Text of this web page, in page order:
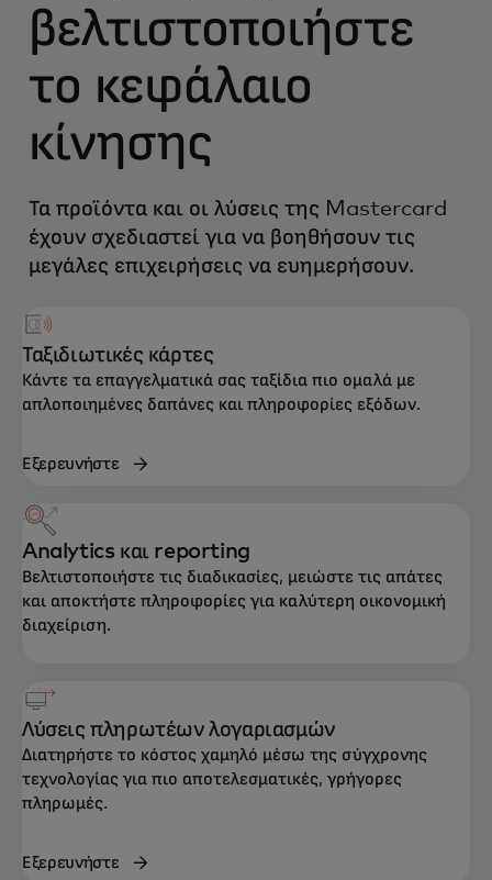
βελτιστοποιήστε
το κεφάλαιο
κίνησης
Τα προϊόντα και οι λύσεις της Mastercard
έχουν σχεδιαστεί για να βοηθήσουν τις
μεγάλες επιχειρήσεις να ευημερήσουν.
Ταξιδιωτικές κάρτες
Κάντε τα επαγγελματικά σας ταξίδια πιο ομαλά με
απλοποιημένες δαπάνες και πληροφορίες εξόδων.
Εξερευνήστε
Analytics και reporting
Βελτιστοποιήστε τις διαδικασίες, μειώστε τις απάτες
και αποκτήστε πληροφορίες για καλύτερη οικονομική
διαχείριση.
Λύσεις πληρωτέων λογαριασμών
Διατηρήστε το κόστος χαμηλό μέσω της σύγχρονης
τεχνολογίας για πιο αποτελεσματικές, γρήγορες
πληρωμές.
Εξερευνήστε